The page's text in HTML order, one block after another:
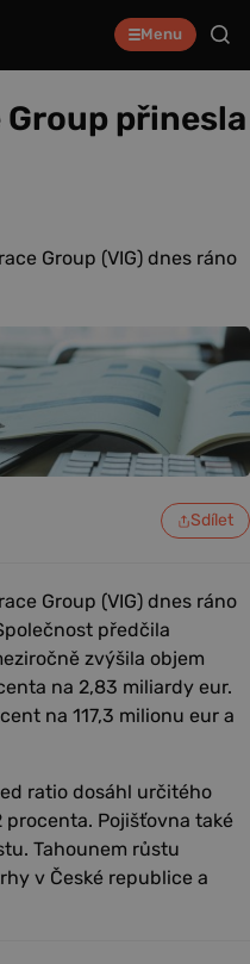
Menu
přinesla
Group (VIG) dnes ráno
Sdílet
Group (VIG) dnes ráno
předčila
zvýšila objem
na 2,83 miliardy eur.
na 117,3 milionu eur a
ratio dosáhl určitého
procenta. Pojišťovna také
Tahounem růstu
v České republice a